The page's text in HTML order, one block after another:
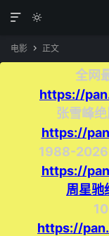


电影  正文
全网
https://
张雪峰
https://
1988-2026
https://
周星驰
https://